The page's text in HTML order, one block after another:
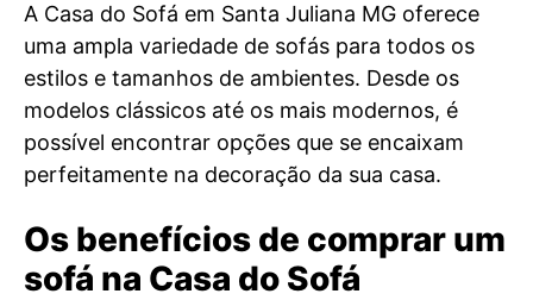
A Casa do Sofá em Santa Juliana MG oferece
uma ampla variedade de sofás para todos os
estilos e tamanhos de ambientes. Desde os
modelos clássicos até os mais modernos, é
possível encontrar opções que se encaixam
perfeitamente na decoração da sua casa.
Os benefícios de comprar um
sofá na Casa do Sofá